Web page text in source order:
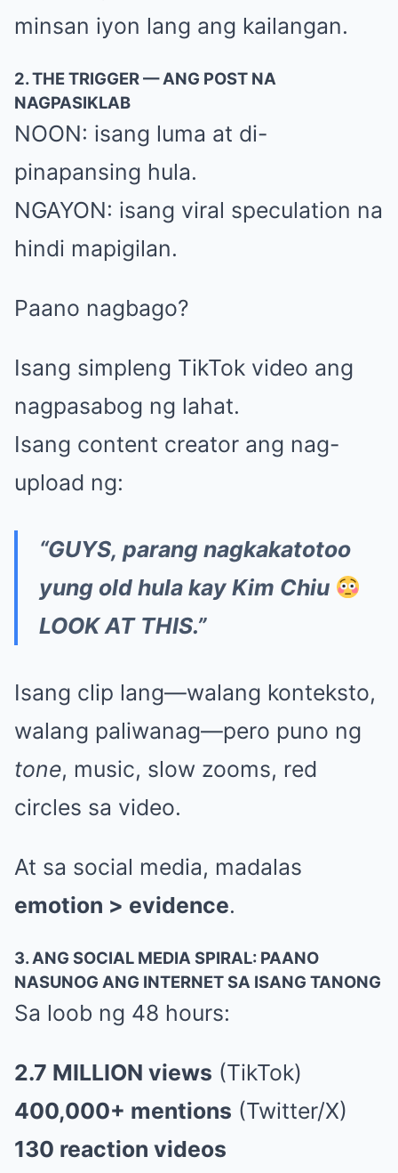
minsan iyon lang ang kailangan.
2. THE TRIGGER — ANG POST NA
NAGPASIKLAB
NOON: isang luma at di-
pinapansing hula.
NGAYON: isang viral speculation na
hindi mapigilan.
Paano nagbago?
Isang simpleng TikTok video ang
nagpasabog ng lahat.
Isang content creator ang nag-
upload ng:
“GUYS, parang nagkakatotoo
yung old hula kay Kim Chiu
LOOK AT THIS.”
Isang clip lang—walang konteksto,
walang paliwanag—pero puno ng
tone, music, slow zooms, red
circles sa video.
At sa social media, madalas
emotion > evidence.
3. ANG SOCIAL MEDIA SPIRAL: PAANO
NASUNOG ANG INTERNET SA ISANG TANONG
Sa loob ng 48 hours:
2.7 MILLION views (TikTok)
400,000+ mentions (Twitter/X)
130 reaction videos